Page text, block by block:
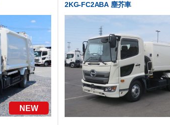
NEW
2KG-FC2ABA 塵芥車